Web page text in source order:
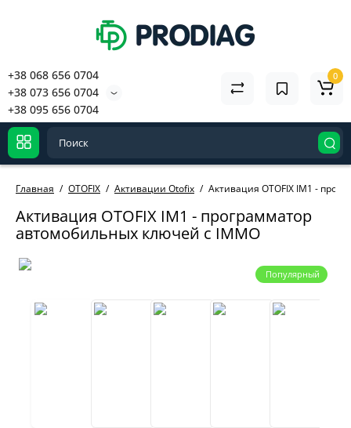
+38 068 656 0704
+38 073 656 0704
+38 095 656 0704
0
Главная OTOFIX Активации Otofix Активация OTOFIX IM1 -
Активация OTOFIX IM1 - программатор
автомобильных ключей с IMMO
Популярный